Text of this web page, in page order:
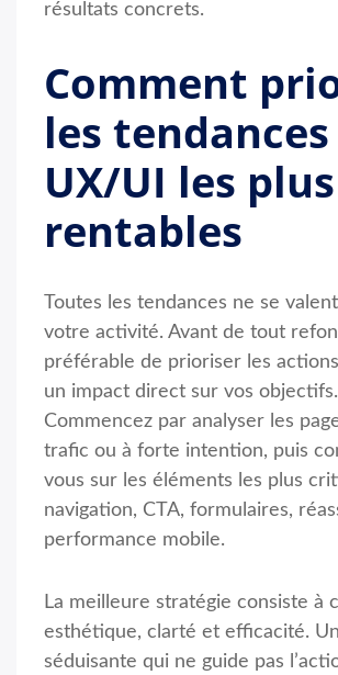
résultats concrets.
Comment
les tendances
UX/UI les plus
rentables
Toutes les tendances ne se
votre activité. Avant de tout
préférable de prioriser les
un impact direct sur vos objectifs.
Commencez par analyser les
trafic ou à forte intention, puis
vous sur les éléments les plus
navigation, CTA, formulaires,
performance mobile.
La meilleure stratégie consiste à
esthétique, clarté et efficacité.
séduisante qui ne guide pas